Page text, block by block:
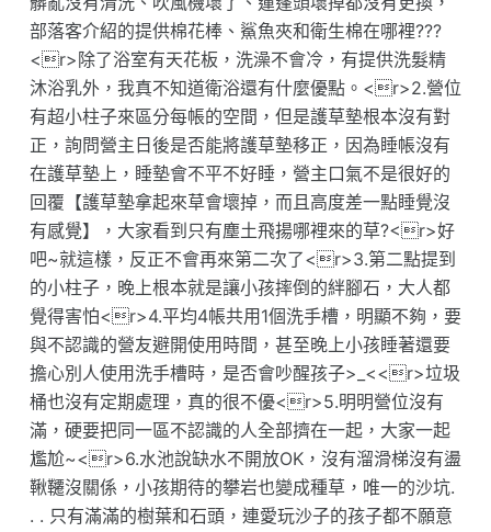
部落客介紹的提供棉花棒、鯊魚夾和衛生棉在哪裡???
<r>除了浴室有天花板，洗澡不會冷，有提供洗髮精
沐浴乳外，我真不知道衛浴還有什麼優點。<r>2.營位
有超小柱子來區分每帳的空間，但是護草墊根本沒有對
正，詢問營主日後是否能將護草墊移正，因為睡帳沒有
在護草墊上，睡墊會不平不好睡，營主口氣不是很好的
回覆【護草墊拿起來草會壞掉，而且高度差一點睡覺沒
有感覺】，大家看到只有塵土飛揚哪裡來的草?<r>好
吧~就這樣，反正不會再來第二次了<r>3.第二點提到
的小柱子，晚上根本就是讓小孩摔倒的絆腳石，大人都
覺得害怕<r>4.平均4帳共用1個洗手槽，明顯不夠，要
與不認識的營友避開使用時間，甚至晚上小孩睡著還要
擔心別人使用洗手槽時，是否會吵醒孩子>_<<r>垃圾
桶也沒有定期處理，真的很不優<r>5.明明營位沒有
滿，硬要把同一區不認識的人全部擠在一起，大家一起
尷尬~<r>6.水池說缺水不開放OK，沒有溜滑梯沒有盪
鞦韆沒關係，小孩期待的攀岩也變成種草，唯一的沙坑.
. . 只有滿滿的樹葉和石頭，連愛玩沙子的孩子都不願意